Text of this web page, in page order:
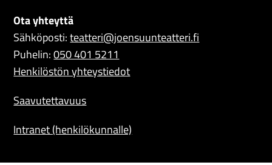
Ota yhteyttä
Sähköposti:teatteri@joensuunteatteri.fi
Puhelin:050 401 5211
Henkilöstön yhteystiedot
Saavutettavuus
Intranet (henkilökunnalle)